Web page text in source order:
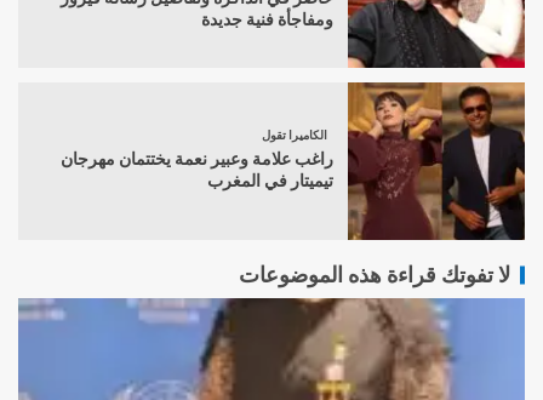
ومفاجأة فنية جديدة
الكاميرا تقول
راغب علامة وعبير نعمة يختتمان مهرجان
تيميتار في المغرب
لا تفوتك قراءة هذه الموضوعات